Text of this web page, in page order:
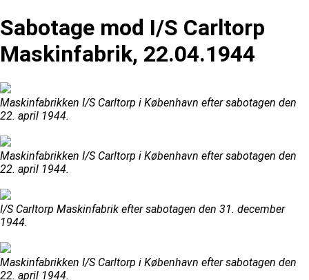
Sabotage mod I/S Carltorp
Maskinfabrik, 22.04.1944
Maskinfabrikken I/S Carltorp i København efter sabotagen den
22. april 1944.
Maskinfabrikken I/S Carltorp i København efter sabotagen den
22. april 1944.
I/S Carltorp Maskinfabrik efter sabotagen den 31. december
1944.
Maskinfabrikken I/S Carltorp i København efter sabotagen den
22. april 1944.